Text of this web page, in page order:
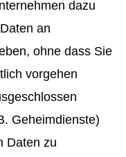
dazu
an
ohne dass Sie
vorgehen
Geheimdienste)
Daten zu